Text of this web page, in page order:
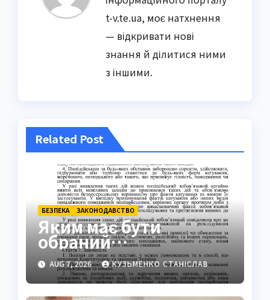
t-v.te.ua, моє натхнення
— відкривати нові
знання й ділитися ними
з іншими.
Related Post
БЕЗПЕКА ЗАКОНОДАВСТВО
Яким має бути
обраний
поліцейський захід:
ключові вимоги
закону
AUG 7, 2026 КУЗЬМЕНКО СТАНІСЛАВ